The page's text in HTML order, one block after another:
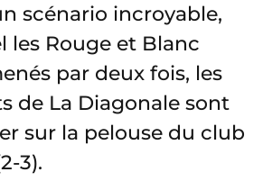
scénario incroyable,
les Rouge et Blanc
par deux fois, les
de La Diagonale sont
sur la pelouse du club
3).